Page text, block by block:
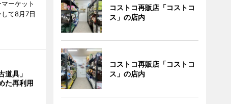
ーケット
て8月7日
道具」
た再利用
コストコ再販店「コストコ
ス」の店内
コストコ再販店「コストコ
ス」の店内